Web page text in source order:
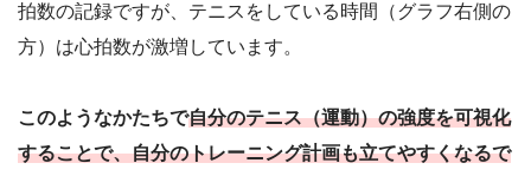
拍数の記録ですが、テニスをしている時間（グラフ右側の
方）は心拍数が激増しています。
このようなかたちで自分のテニス（運動）の強度を可視化
することで、自分のトレーニング計画も立てやすくなるで